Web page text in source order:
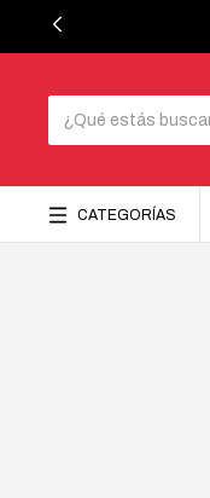
CATEGORÍAS